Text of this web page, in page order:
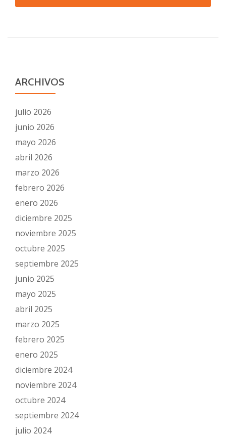
ARCHIVOS
julio 2026
junio 2026
mayo 2026
abril 2026
marzo 2026
febrero 2026
enero 2026
diciembre 2025
noviembre 2025
octubre 2025
septiembre 2025
junio 2025
mayo 2025
abril 2025
marzo 2025
febrero 2025
enero 2025
diciembre 2024
noviembre 2024
octubre 2024
septiembre 2024
julio 2024